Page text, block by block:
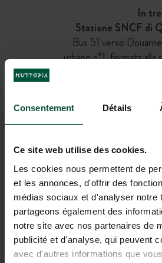
Consentement Détails
Ce site web utilise des cookies.
Les cookies nous permettent de
et les annonces, d'offrir des
médias sociaux et d'analyser notre
partageons également des
notre site avec nos partenaires de
publicité et d'analyse, qui peuvent
avec d'autres informations que
In
Stazione SNCF di
Bus 51 verso
urbano n°1, fermata alla
(400 m
UNISCITI ALLA
Per essere i primi a conoscere
promozionali di